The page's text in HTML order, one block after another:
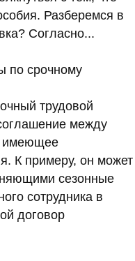
Разберемся в
Согласно...
по срочному
трудовой
между
имеющее
К примеру, он может
сезонные
сотрудника в
договор